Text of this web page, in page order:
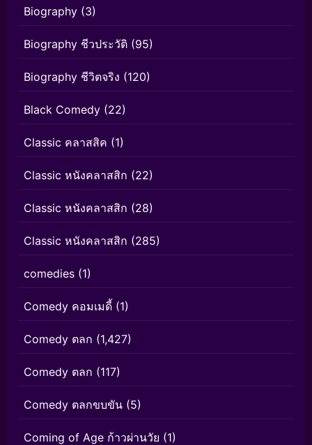
Biography (3)
Biography ชีวประวัติ (95)
Biography ชีวิตจริง (120)
Black Comedy (22)
Classic คลาสสิค (1)
Classic หนังคลาสสิก (22)
Classic หนังคลาสสิก (28)
Classic หนังคลาสสิก (285)
comedies (1)
Comedy คอมเมดี้ (1)
Comedy ตลก (1,427)
Comedy ตลก (117)
Comedy ตลกขบขัน (5)
Coming of Age ก้าวผ่านวัย (1)